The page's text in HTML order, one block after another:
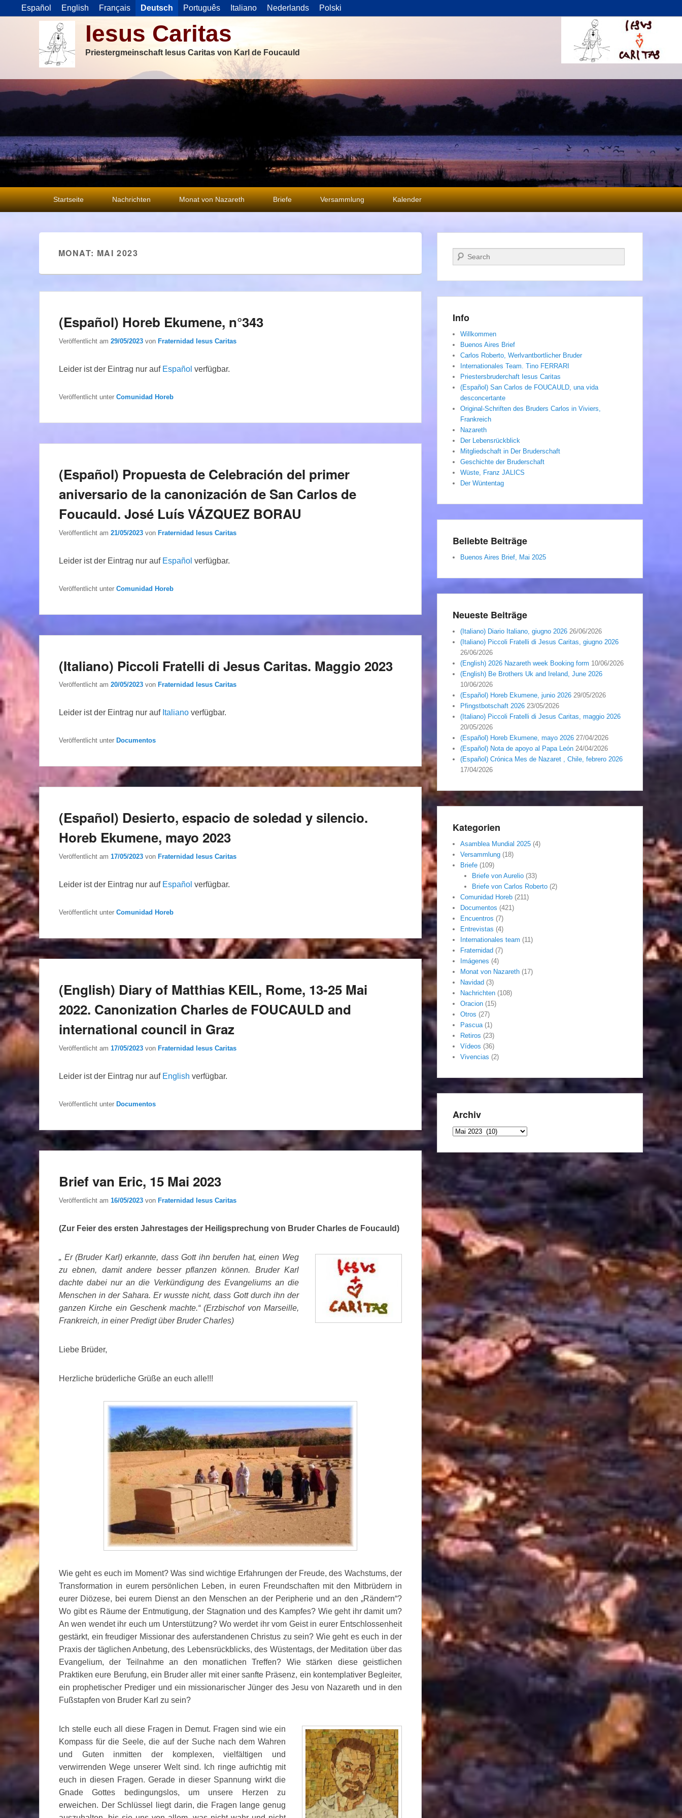
Español English Français Deutsch Português Italiano Nederlands Polski
Iesus Caritas
Priestergmeinschaft Iesus Caritas von Karl de Foucauld
Primäres
Menü
Startseite Nachrichten Monat von Nazareth Briefe Versammlung Kalender
MONAT: MAI 2023
(Español) Horeb Ekumene, n°343
Veröffentlicht am 29/05/2023 von Fraternidad Iesus Caritas
Leider ist der Eintrag nur auf Español verfügbar.
Veröffentlicht unter Comunidad Horeb
(Español) Propuesta de Celebración del primer
aniversario de la canonización de San Carlos de
Foucauld. José Luís VÁZQUEZ BORAU
Veröffentlicht am 21/05/2023 von Fraternidad Iesus Caritas
Leider ist der Eintrag nur auf Español verfügbar.
Veröffentlicht unter Comunidad Horeb
(Italiano) Piccoli Fratelli di Jesus Caritas. Maggio 2023
Veröffentlicht am 20/05/2023 von Fraternidad Iesus Caritas
Leider ist der Eintrag nur auf Italiano verfügbar.
Veröffentlicht unter Documentos
(Español) Desierto, espacio de soledad y silencio.
Horeb Ekumene, mayo 2023
Veröffentlicht am 17/05/2023 von Fraternidad Iesus Caritas
Leider ist der Eintrag nur auf Español verfügbar.
Veröffentlicht unter Comunidad Horeb
(English) Diary of Matthias KEIL, Rome, 13-25 Mai
2022. Canonization Charles de FOUCAULD and
international council in Graz
Veröffentlicht am 17/05/2023 von Fraternidad Iesus Caritas
Leider ist der Eintrag nur auf English verfügbar.
Veröffentlicht unter Documentos
Brief van Eric, 15 Mai 2023
Veröffentlicht am 16/05/2023 von Fraternidad Iesus Caritas
(Zur Feier des ersten Jahrestages der Heiligsprechung von Bruder Charles de Foucauld)
„ Er (Bruder Karl) erkannte, dass Gott ihn berufen hat, einen Weg
zu ebnen, damit andere besser pflanzen können. Bruder Karl
dachte dabei nur an die Verkündigung des Evangeliums an die
Menschen in der Sahara. Er wusste nicht, dass Gott durch ihn der
ganzen Kirche ein Geschenk machte.“ (Erzbischof von Marseille,
Frankreich, in einer Predigt über Bruder Charles)
Liebe Brüder,
Herzliche brüderliche Grüße an euch alle!!!
Wie geht es euch im Moment? Was sind wichtige Erfahrungen der Freude, des Wachstums, der
Transformation in eurem persönlichen Leben, in euren Freundschaften mit den Mitbrüdern in
eurer Diözese, bei eurem Dienst an den Menschen an der Peripherie und an den „Rändern“?
Wo gibt es Räume der Entmutigung, der Stagnation und des Kampfes? Wie geht ihr damit um?
An wen wendet ihr euch um Unterstützung? Wo werdet ihr vom Geist in eurer Entschlossenheit
gestärkt, ein freudiger Missionar des auferstandenen Christus zu sein? Wie geht es euch in der
Praxis der täglichen Anbetung, des Lebensrückblicks, des Wüstentags, der Meditation über das
Evangelium, der Teilnahme an den monatlichen Treffen? Wie stärken diese geistlichen
Praktiken eure Berufung, ein Bruder aller mit einer sanfte Präsenz, ein kontemplativer Begleiter,
ein prophetischer Prediger und ein missionarischer Jünger des Jesu von Nazareth und in den
Fußstapfen von Bruder Karl zu sein?
Ich stelle euch all diese Fragen in Demut. Fragen sind wie ein
Kompass für die Seele, die auf der Suche nach dem Wahren
und Guten inmitten der komplexen, vielfältigen und
verwirrenden Wege unserer Welt sind. Ich ringe aufrichtig mit
euch in diesen Fragen. Gerade in dieser Spannung wirkt die
Gnade Gottes bedingungslos, um unsere Herzen zu
erweichen. Der Schlüssel liegt darin, die Fragen lange genug
Suchen
Info
Willkommen
Buenos Aires Brief
Carlos Roberto, Werlvantbortlicher Bruder
Internationales Team. Tino FERRARI
Priestersbruderchaft Iesus Caritas
(Español) San Carlos de FOUCAULD, una vida
desconcertante
Original-Schriften des Bruders Carlos in Viviers,
Frankreich
Nazareth
Der Lebensrückblick
Mitgliedschaft in Der Bruderschaft
Geschichte der Bruderschaft
Wüste, Franz JALICS
Der Wüntentag
Beliebte Beiträge
Buenos Aires Brief, Mai 2025
Neueste Beiträge
(Italiano) Diario Italiano, giugno 2026 26/06/2026
(Italiano) Piccoli Fratelli di Jesus Caritas, giugno 2026
26/06/2026
(English) 2026 Nazareth week Booking form 10/06/2026
(English) Be Brothers Uk and Ireland, June 2026
10/06/2026
(Español) Horeb Ekumene, junio 2026 29/05/2026
Pfingstbotschaft 2026 23/05/2026
(Italiano) Piccoli Fratelli di Jesus Caritas, maggio 2026
20/05/2026
(Español) Horeb Ekumene, mayo 2026 27/04/2026
(Español) Nota de apoyo al Papa León 24/04/2026
(Español) Crónica Mes de Nazaret , Chile, febrero 2026
17/04/2026
Kategorien
Asamblea Mundial 2025 (4)
Versammlung (18)
Briefe (109)
Briefe von Aurelio(33)
Briefe von Carlos Roberto(2)
Comunidad Horeb (211)
Documentos (421)
Encuentros (7)
Entrevistas (4)
Internationales team (11)
Fraternidad (7)
Imágenes (4)
Monat von Nazareth (17)
Navidad (3)
Nachrichten (108)
Oracion (15)
Otros (27)
Pascua(1)
Retiros (23)
Vídeos (36)
Vivencias (2)
Archiv
Archiv